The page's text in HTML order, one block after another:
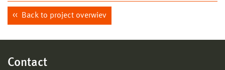
Back to project overwiev
Contact